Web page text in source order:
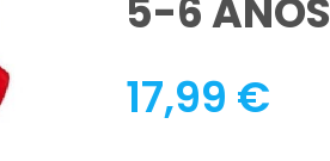
5-6 AÑOS
17,99 €